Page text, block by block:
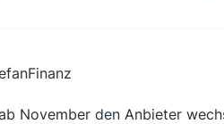
November den Anbieter